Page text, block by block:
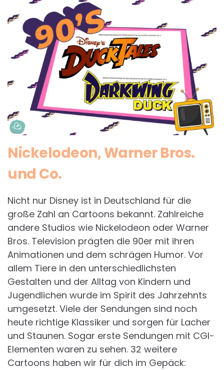
Nickelodeon, Warner Bros.
und Co.
Nicht nur Disney ist in Deutschland für die
große Zahl an Cartoons bekannt. Zahlreiche
andere Studios wie Nickelodeon oder Warner
Bros. Television prägten die 90er mit ihren
Animationen und dem schrägen Humor. Vor
allem Tiere in den unterschiedlichsten
Gestalten und der Alltag von Kindern und
Jugendlichen wurde im Spirit des Jahrzehnts
umgesetzt. Viele der Sendungen sind noch
heute richtige Klassiker und sorgen für Lacher
und Staunen. Sogar erste Sendungen mit CGI-
Elementen waren zu sehen. 32 weitere
Cartoons haben wir für dich im Gepäck: